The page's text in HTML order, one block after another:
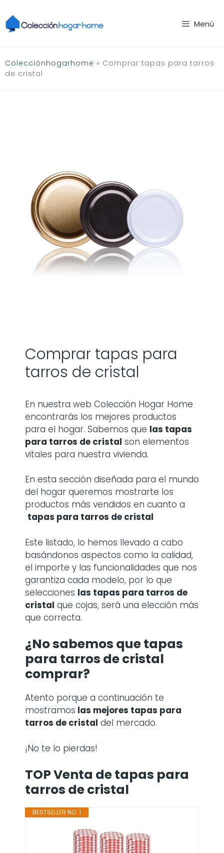
al
contenido
Menú
Colecciónhogarhome » Comprar tapas para tarros
de cristal
Comprar tapas para
tarros de cristal
En nuestra web Colección Hogar Home
encontrarás los mejores productos
para el hogar. Sabemos que las tapas
para tarros de cristal son elementos
vitales para nuestra vivienda.
En esta sección diseñada para el mundo
del hogar queremos mostrarte los
productos más vendidos en cuanto a
tapas para tarros de cristal
Este listado, lo hemos llevado a cabo
basándonos aspectos como la calidad,
el importe y las funcionalidades que nos
garantiza cada modelo, por lo que
selecciones las tapas para tarros de
cristal que cojas, será una elección más
que correcta.
¿No sabemos que tapas
para tarros de cristal
comprar?
Atento porque a continuación te
mostramos las mejores tapas para
tarros de cristal del mercado.
¡No te lo pierdas!
TOP Venta de tapas para
tarros de cristal
BESTSELLER NO. 1